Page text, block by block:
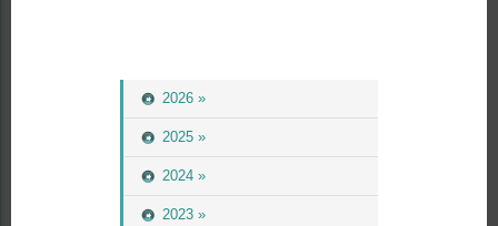
2026 »
2025 »
2024 »
2023 »